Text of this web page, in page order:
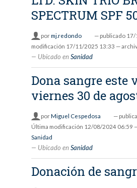
SPECTRUM SPF
pormj.redondo — publicado 17/
modificación 17/11/2025 13:33 —
Ubicado en Sanidad
Dona sangre este
viernes 30 de
porMiguel Cespedosa —
Última modificación 12/08/2024 06:59
Sanidad
Ubicado en Sanidad
Donación de